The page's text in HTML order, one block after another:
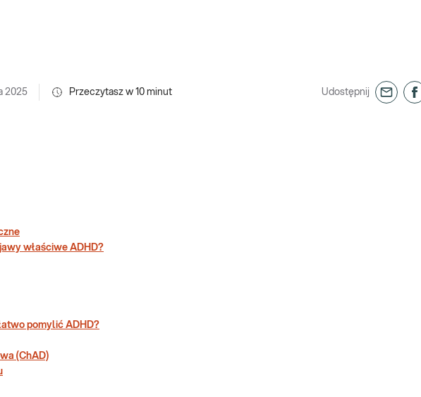
2025 Przeczytasz w 10 minut Udostępnij
właściwe ADHD?
pomylić ADHD?
(ChAD)